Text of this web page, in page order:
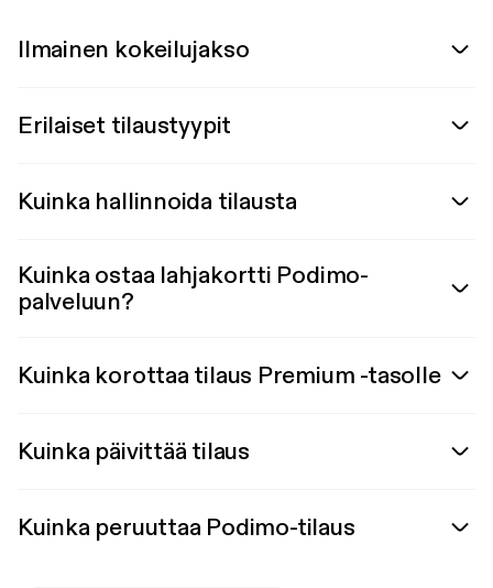
Ilmainen kokeilujakso
Erilaiset tilaustyypit
Kuinka hallinnoida tilausta
Kuinka ostaa lahjakortti Podimo-
palveluun?
Kuinka korottaa tilaus Premium -tasolle
Kuinka päivittää tilaus
Kuinka peruuttaa Podimo-tilaus